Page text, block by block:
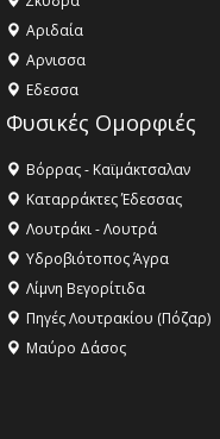
Αριδαία
Aρνισσα
Eδεσσα
Φυσικές Ομορφιές
Βόρρας - Καϊμάκτσαλαν
Καταρράκτες Έδεσσας
Λουτράκι - Λουτρά
Υδροβιότοπος Άγρα
Λίμνη Βεγορίτιδα
Πηγές Λουτρακίου (Πόζαρ)
Μαύρο Δάσος